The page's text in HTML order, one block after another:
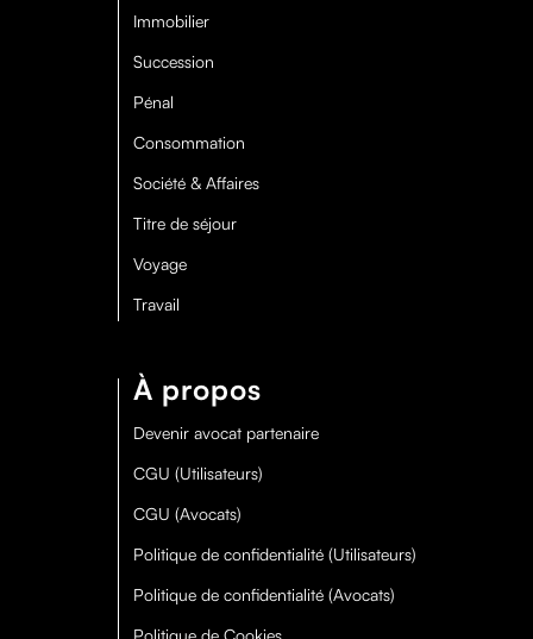
Immobilier
Succession
Pénal
Consommation
Société & Affaires
Titre de séjour
Voyage
Travail
À propos
Devenir avocat partenaire
CGU (Utilisateurs)
CGU (Avocats)
Politique de confidentialité (Utilisateurs)
Politique de confidentialité (Avocats)
Politique de Cookies